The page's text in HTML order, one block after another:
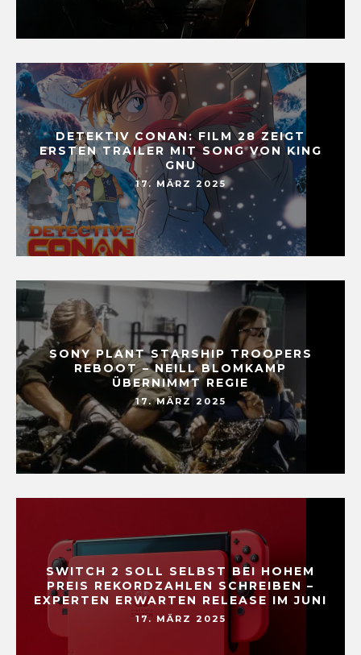
DETEKTIV CONAN: FILM 28 ZEIGT
ERSTEN TRAILER MIT SONG VON KING
GNU
17. MÄRZ 2025
SONY PLANT STARSHIP TROOPERS
REBOOT – NEILL BLOMKAMP
ÜBERNIMMT REGIE
17. MÄRZ 2025
SWITCH 2 SOLL SELBST BEI HOHEM
PREIS REKORDZAHLEN SCHREIBEN –
EXPERTEN ERWARTEN RELEASE IM JUNI
17. MÄRZ 2025